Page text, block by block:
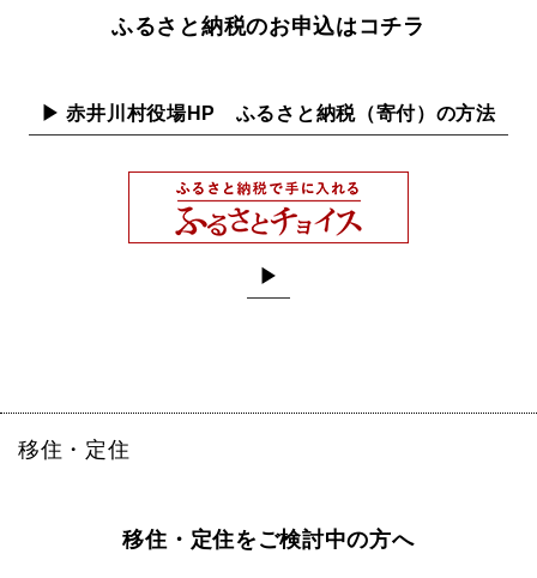
ふるさと納税のお申込はコチラ
▶ 赤井川村役場HP ふるさと納税（寄付）の方法
▶
移住・定住
移住・定住をご検討中の方へ